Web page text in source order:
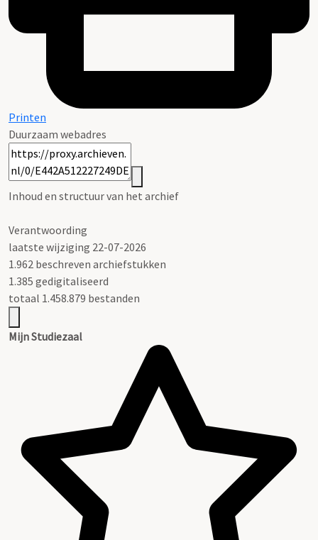
Printen
Duurzaam webadres
Inhoud en structuur van het archief
Verantwoording
laatste wijziging 22-07-2026
1.962 beschreven archiefstukken
1.385 gedigitaliseerd
totaal 1.458.879 bestanden
Mijn Studiezaal